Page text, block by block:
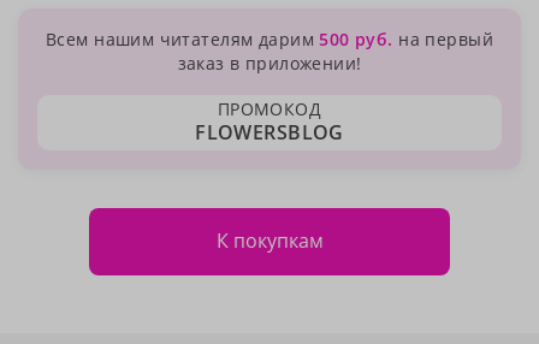
Всем нашим читателям дарим500 руб. на первый
заказ в приложении!
ПРОМОКОД
FLOWERSBLOG
К покупкам